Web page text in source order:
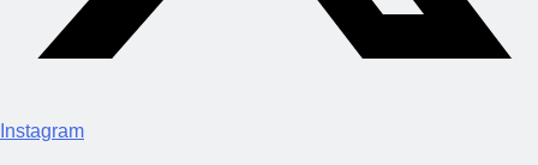
Instagram